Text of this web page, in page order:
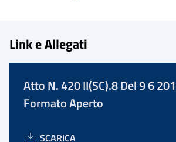
Link e Allegati
Atto N. 420 II(SC).8 Del 9 6
Formato Aperto
SCARICA